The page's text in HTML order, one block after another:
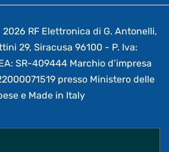
RF Elettronica di G. Antonelli,
29, Siracusa 96100 - P. Iva:
SR-409444 Marchio d’impresa
presso Ministero delle
e Made in Italy